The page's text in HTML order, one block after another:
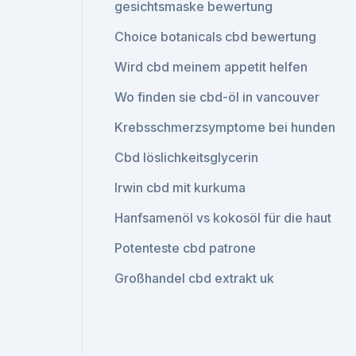
gesichtsmaske bewertung
Choice botanicals cbd bewertung
Wird cbd meinem appetit helfen
Wo finden sie cbd-öl in vancouver
Krebsschmerzsymptome bei hunden
Cbd löslichkeitsglycerin
Irwin cbd mit kurkuma
Hanfsamenöl vs kokosöl für die haut
Potenteste cbd patrone
Großhandel cbd extrakt uk